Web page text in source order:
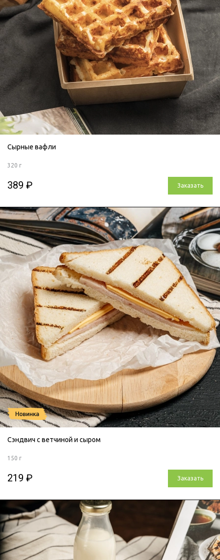
Сырные вафли
320 г
389 ₽ Заказать
Сэндвич с ветчиной и сыром
150 г
219 ₽ Заказать